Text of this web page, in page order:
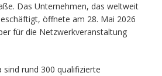
Das Unternehmen, das weltweit
öffnete am 28. Mai 2026
für die Netzwerkveranstaltung
sind rund 300 qualifizierte